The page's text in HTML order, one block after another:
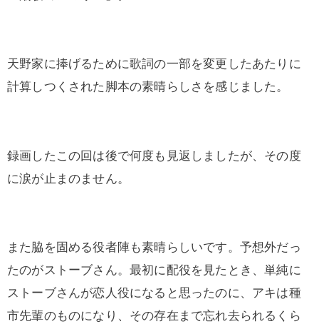
天野家に捧げるために歌詞の一部を変更したあたりに
計算しつくされた脚本の素晴らしさを感じました。
録画したこの回は後で何度も見返しましたが、その度
に涙が止まのません。
また脇を固める役者陣も素晴らしいです。予想外だっ
たのがストーブさん。最初に配役を見たとき、単純に
ストーブさんが恋人役になると思ったのに、アキは種
市先輩のものになり、その存在まで忘れ去られるくら